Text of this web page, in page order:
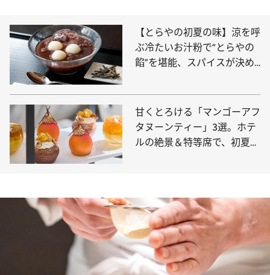
【とらやの初夏の味】涼を呼
ぶ冷たいお汁粉で“とらやの
餡”を堪能、スパイスが決め
ィンブラ”の風味が新鮮
甘くとろける「マンゴーアフ
タヌーンティー」3選。ホテ
ルの絶景＆特等席で、初夏の